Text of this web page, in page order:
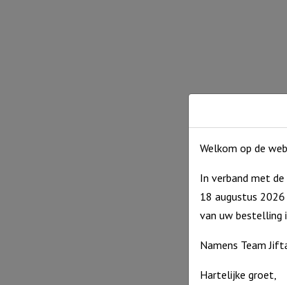
€
Welkom op de
In verband met
18 augustus
van uw bestelling
Namens Team
Hartelijke groet,